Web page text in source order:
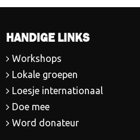
HANDIGE LINKS
Workshops
Lokale groepen
Loesje internationaal
Doe mee
Word donateur